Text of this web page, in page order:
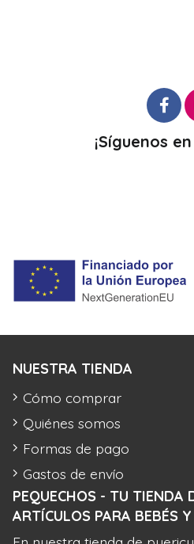
¡Síguenos
PEQUECHOS - TU TIENDA
ARTÍCULOS PARA BEBÉS
NUESTRA TIENDA
Cómo comprar
Quiénes somos
Formas de pago
Gastos de envío